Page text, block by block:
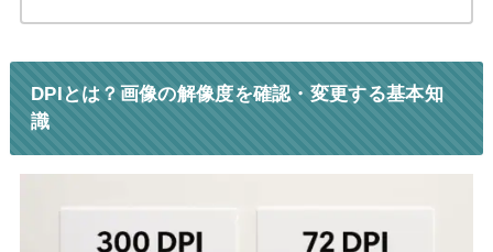
DPIとは？画像の解像度を確認・変更する基本知
識